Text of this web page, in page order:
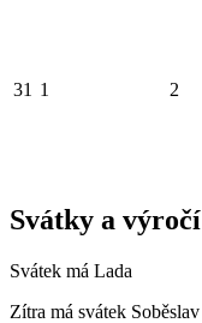
31 1 2
Svátky a výročí
Svátek má Lada
Zítra má svátek Soběslav